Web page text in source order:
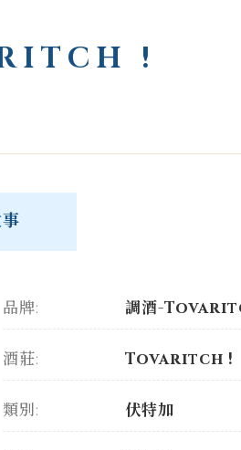
!
品牌: 調酒-
酒莊: Tovaritch !
類別: 伏特加